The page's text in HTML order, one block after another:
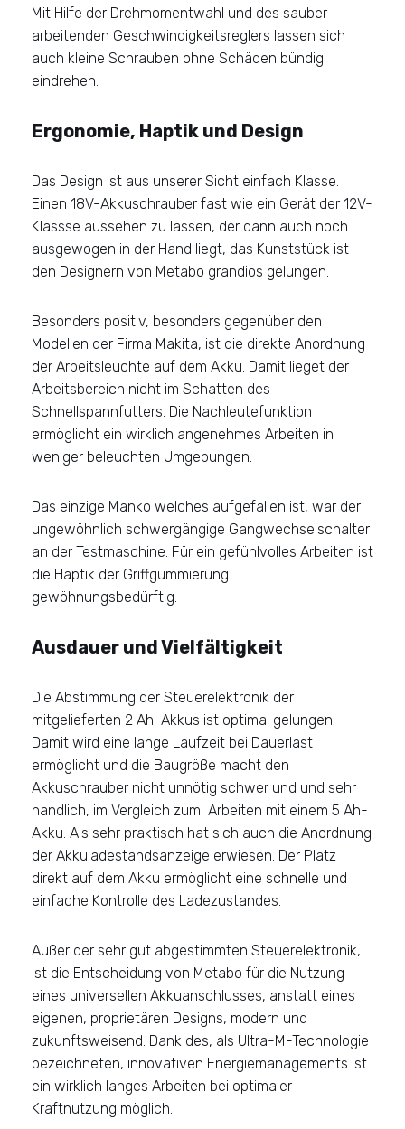
Mit Hilfe der Drehmomentwahl und des sauber
arbeitenden Geschwindigkeitsreglers lassen sich
auch kleine Schrauben ohne Schäden bündig
eindrehen.
Ergonomie, Haptik und Design
Das Design ist aus unserer Sicht einfach Klasse.
Einen 18V-Akkuschrauber fast wie ein Gerät der 12V-
Klassse aussehen zu lassen, der dann auch noch
ausgewogen in der Hand liegt, das Kunststück ist
den Designern von Metabo grandios gelungen.
Besonders positiv, besonders gegenüber den
Modellen der Firma Makita, ist die direkte Anordnung
der Arbeitsleuchte auf dem Akku. Damit lieget der
Arbeitsbereich nicht im Schatten des
Schnellspannfutters. Die Nachleutefunktion
ermöglicht ein wirklich angenehmes Arbeiten in
weniger beleuchten Umgebungen.
Das einzige Manko welches aufgefallen ist, war der
ungewöhnlich schwergängige Gangwechselschalter
an der Testmaschine. Für ein gefühlvolles Arbeiten ist
die Haptik der Griffgummierung
gewöhnungsbedürftig.
Ausdauer und Vielfältigkeit
Die Abstimmung der Steuerelektronik der
mitgelieferten 2 Ah-Akkus ist optimal gelungen.
Damit wird eine lange Laufzeit bei Dauerlast
ermöglicht und die Baugröße macht den
Akkuschrauber nicht unnötig schwer und und sehr
handlich, im Vergleich zum Arbeiten mit einem 5 Ah-
Akku. Als sehr praktisch hat sich auch die Anordnung
der Akkuladestandsanzeige erwiesen. Der Platz
direkt auf dem Akku ermöglicht eine schnelle und
einfache Kontrolle des Ladezustandes.
Außer der sehr gut abgestimmten Steuerelektronik,
ist die Entscheidung von Metabo für die Nutzung
eines universellen Akkuanschlusses, anstatt eines
eigenen, proprietären Designs, modern und
zukunftsweisend. Dank des, als Ultra-M-Technologie
bezeichneten, innovativen Energiemanagements ist
ein wirklich langes Arbeiten bei optimaler
Kraftnutzung möglich.